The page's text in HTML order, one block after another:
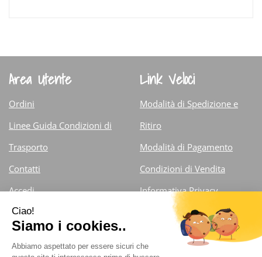
Area Utente
Ordini
Linee Guida Condizioni di
Trasporto
Contatti
Accedi
Iscrizione alla Newsletter
Link Veloci
Modalità di Spedizione e
Ritiro
Modalità di Pagamento
Condizioni di Vendita
Informativa Privacy
Cookie Policy
Farmacia Fiorentini Dr. Carlo- Via Armando Diaz 13/d